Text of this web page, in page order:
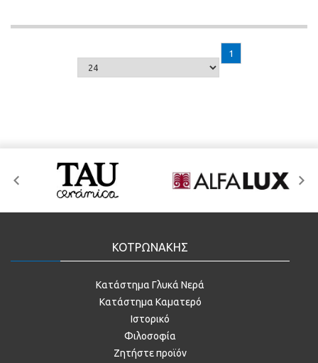
1
ΚΟΤΡΩΝΑΚΗΣ
Κατάστημα Γλυκά Νερά
Κατάστημα Καματερό
Ιστορικό
Φιλοσοφία
Ζητήστε προϊόν